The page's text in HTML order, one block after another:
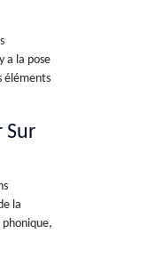
a la pose
éléments
Sur
la